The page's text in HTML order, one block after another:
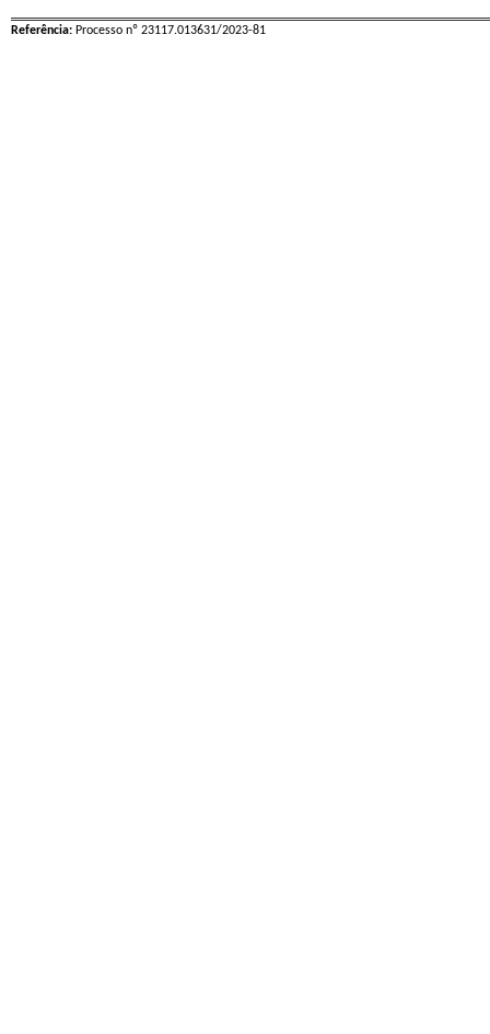
Referência: Processo nº 23117.013631/2023-81